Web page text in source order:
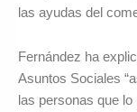
las ayudas del
Fernández ha
Asuntos Sociales
las personas que